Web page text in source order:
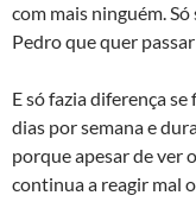
com mais ninguém. Só
Pedro que quer
E só fazia diferença se
dias por semana e
porque apesar de ver
continua a reagir mal